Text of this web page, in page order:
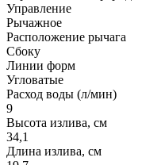
Управление
Рычажное
Расположение рычага
Сбоку
Линии форм
Угловатые
Расход воды (л/мин)
9
Высота излива, см
34,1
Длина излива, см